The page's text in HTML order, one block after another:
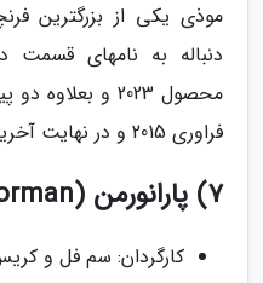
موذی یکی از بزرگترین
محصول 2023 و
فراوری 2015 و در نهایت آخرین کلید محصول 2018 را دارد.
7) پارانورمن (ParaNorman)
کارگردان: سم فل و